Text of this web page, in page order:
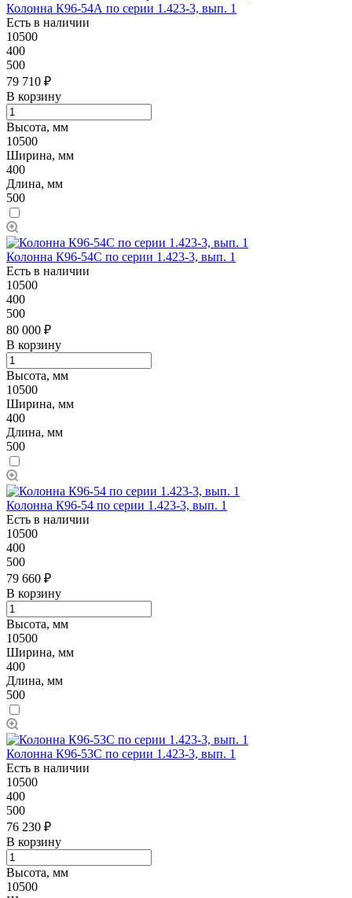
Колонна К96-54А по серии 1.423-3, вып. 1
Есть в наличии
10500
400
500
79 710 ₽
В корзину
Высота, мм
10500
Ширина, мм
400
Длина, мм
500
Колонна К96-54C по серии 1.423-3, вып. 1
Есть в наличии
10500
400
500
80 000 ₽
В корзину
Высота, мм
10500
Ширина, мм
400
Длина, мм
500
Колонна К96-54 по серии 1.423-3, вып. 1
Есть в наличии
10500
400
500
79 660 ₽
В корзину
Высота, мм
10500
Ширина, мм
400
Длина, мм
500
Колонна К96-53C по серии 1.423-3, вып. 1
Есть в наличии
10500
400
500
76 230 ₽
В корзину
Высота, мм
10500